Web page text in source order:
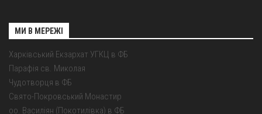
МИ В МЕРЕЖІ
Харківський Екзархат УГКЦ в ФБ
Парафія св. Миколая
Чудотворця в ФБ
Свято-Покровський Монастир
оо. Василіян (Покотилівка) в ФБ